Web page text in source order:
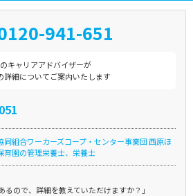
941-651
キャリアアドバイザーが
詳細についてご案内いたします
同組合ワーカーズコープ・センター事業団 西原ほ
育園の管理栄養士、栄養士
るので、詳細を教えていただけますか？」